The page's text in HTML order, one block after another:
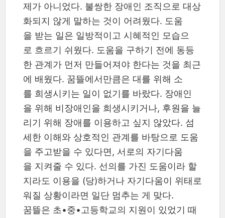
제가 아니었다. 불쌍한 장애인 조직으로 대상
화되지 않게 말하는 것이 어려웠다. 도움
을 받는 일은 일방적이고 시혜적인 모습으
로 흐르기 쉬웠다. 도움을 구하기 전에 동등
한 관계가 먼저 만들어져야 한다는 것을 최근
에 배웠다. 꿈뜰에서만큼은 대를 위해 소
를 희생시키는 일이 없기를 바랐다. 장애인
을 위해 비장애인을 희생시키거나, 후원을 늘
리기 위해 장애를 이용하고 싶지 않았다. 섬
세한 이해와 상호적인 관계를 바탕으로 도움
을 주고받을 수 있다면, 서로의 자기다움
을 지켜줄 수 있다. 선의를 가진 도움이라 할
지라도 이용을 (당)하거나 자기다움이 위태로
워질 상황이라면 일단 멈추는 게 맞다.
꿈뜰은 초•중•고등학교의 지원이 있었기 때